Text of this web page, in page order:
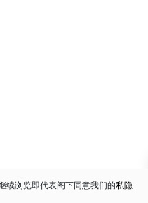
续浏览即代表阁下同意我们的私隐